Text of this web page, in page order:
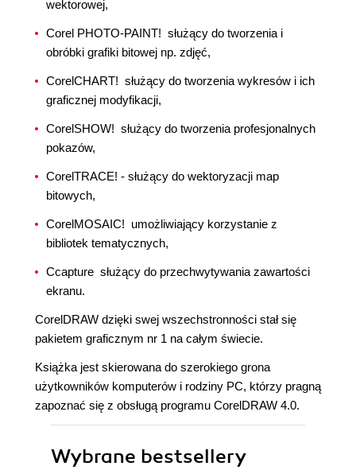
wektorowej,
Corel PHOTO-PAINT!  służący do tworzenia i
obróbki grafiki bitowej np. zdjęć,
CorelCHART!  służący do tworzenia wykresów i ich
graficznej modyfikacji,
CorelSHOW!  służący do tworzenia profesjonalnych
pokazów,
CorelTRACE! - służący do wektoryzacji map
bitowych,
CorelMOSAIC!  umożliwiający korzystanie z
bibliotek tematycznych,
Ccapture  służący do przechwytywania zawartości
ekranu.
CorelDRAW dzięki swej wszechstronności stał się
pakietem graficznym nr 1 na całym świecie.
Książka jest skierowana do szerokiego grona
użytkowników komputerów i rodziny PC, którzy pragną
zapoznać się z obsługą programu CorelDRAW 4.0.
Wybrane bestsellery